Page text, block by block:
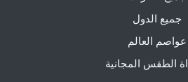
جميع الدول
عواصم العالم
الطقس المجانية